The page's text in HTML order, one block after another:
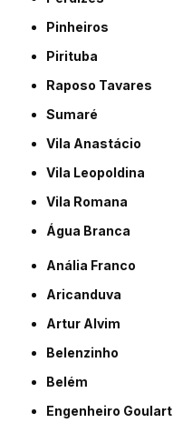
Pinheiros
Pirituba
Raposo Tavares
Sumaré
Vila Anastácio
Vila Leopoldina
Vila Romana
Água Branca
Anália Franco
Aricanduva
Artur Alvim
Belenzinho
Belém
Engenheiro Goulart